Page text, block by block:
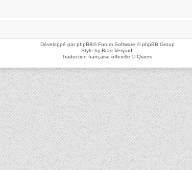
Développé parphpBB® Forum Software © phpBB Group
Style by Brad Veryard
Traduction française officielle ©Qiaeru